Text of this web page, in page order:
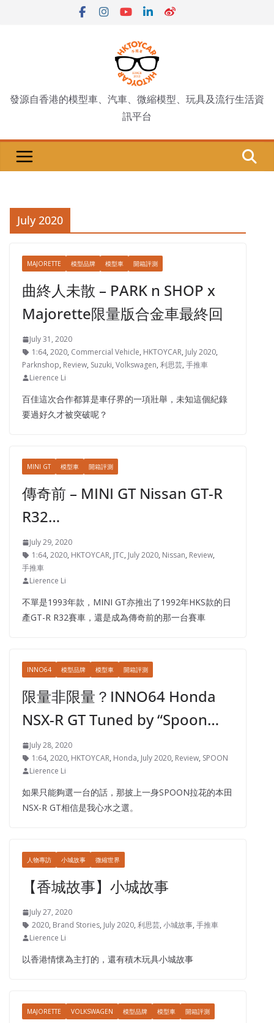
發源自香港的模型車、汽車、微縮模型、玩具及流行生活資
訊平台
July 2020
MAJORETTE 模型品牌 模型車 開箱評測
曲終人未散 – PARK n SHOP x
Majorette限量版合金車最終回
July 31, 2020
1:64, 2020, Commercial Vehicle, HKTOYCAR, July 2020,
Parknshop, Review, Suzuki, Volkswagen, 利思芸, 手推車
Lierence Li
百佳這次合作都算是車仔界的一項壯舉，未知這個紀錄
要過好久才被突破呢？
MINI GT 模型車 開箱評測
傳奇前 – MINI GT Nissan GT-R
R32…
July 29, 2020
1:64, 2020, HKTOYCAR, JTC, July 2020, Nissan, Review,
手推車
Lierence Li
不單是1993年款，MINI GT亦推出了1992年HKS款的日
產GT-R R32賽車，還是成為傳奇前的那一台賽車
INNO64 模型品牌 模型車 開箱評測
限量非限量？INNO64 Honda
NSX-R GT Tuned by “Spoon…
July 28, 2020
1:64, 2020, HKTOYCAR, Honda, July 2020, Review, SPOON
Lierence Li
如果只能夠選一台的話，那披上一身SPOON拉花的本田
NSX-R GT相信是我心水之選。
人物專訪 小城故事 微縮世界
【香城故事】小城故事
July 27, 2020
2020, Brand Stories, July 2020, 利思芸, 小城故事, 手推車
Lierence Li
以香港情懷為主打的，還有積木玩具小城故事
MAJORETTE VOLKSWAGEN 模型品牌 模型車 開箱評測